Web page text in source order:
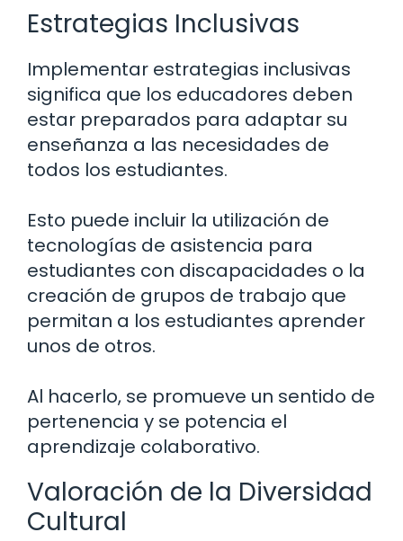
Estrategias Inclusivas
Implementar estrategias inclusivas
significa que los educadores deben
estar preparados para adaptar su
enseñanza a las necesidades de
todos los estudiantes.
Esto puede incluir la utilización de
tecnologías de asistencia para
estudiantes con discapacidades o la
creación de grupos de trabajo que
permitan a los estudiantes aprender
unos de otros.
Al hacerlo, se promueve un sentido de
pertenencia y se potencia el
aprendizaje colaborativo.
Valoración de la Diversidad
Cultural